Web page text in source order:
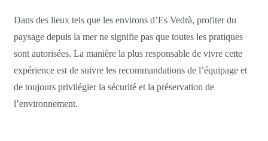
Dans des lieux tels que les environs d’Es Vedrà, profiter du
paysage depuis la mer ne signifie pas que toutes les pratiques
sont autorisées. La manière la plus responsable de vivre cette
expérience est de suivre les recommandations de l’équipage et
de toujours privilégier la sécurité et la préservation de
l’environnement.